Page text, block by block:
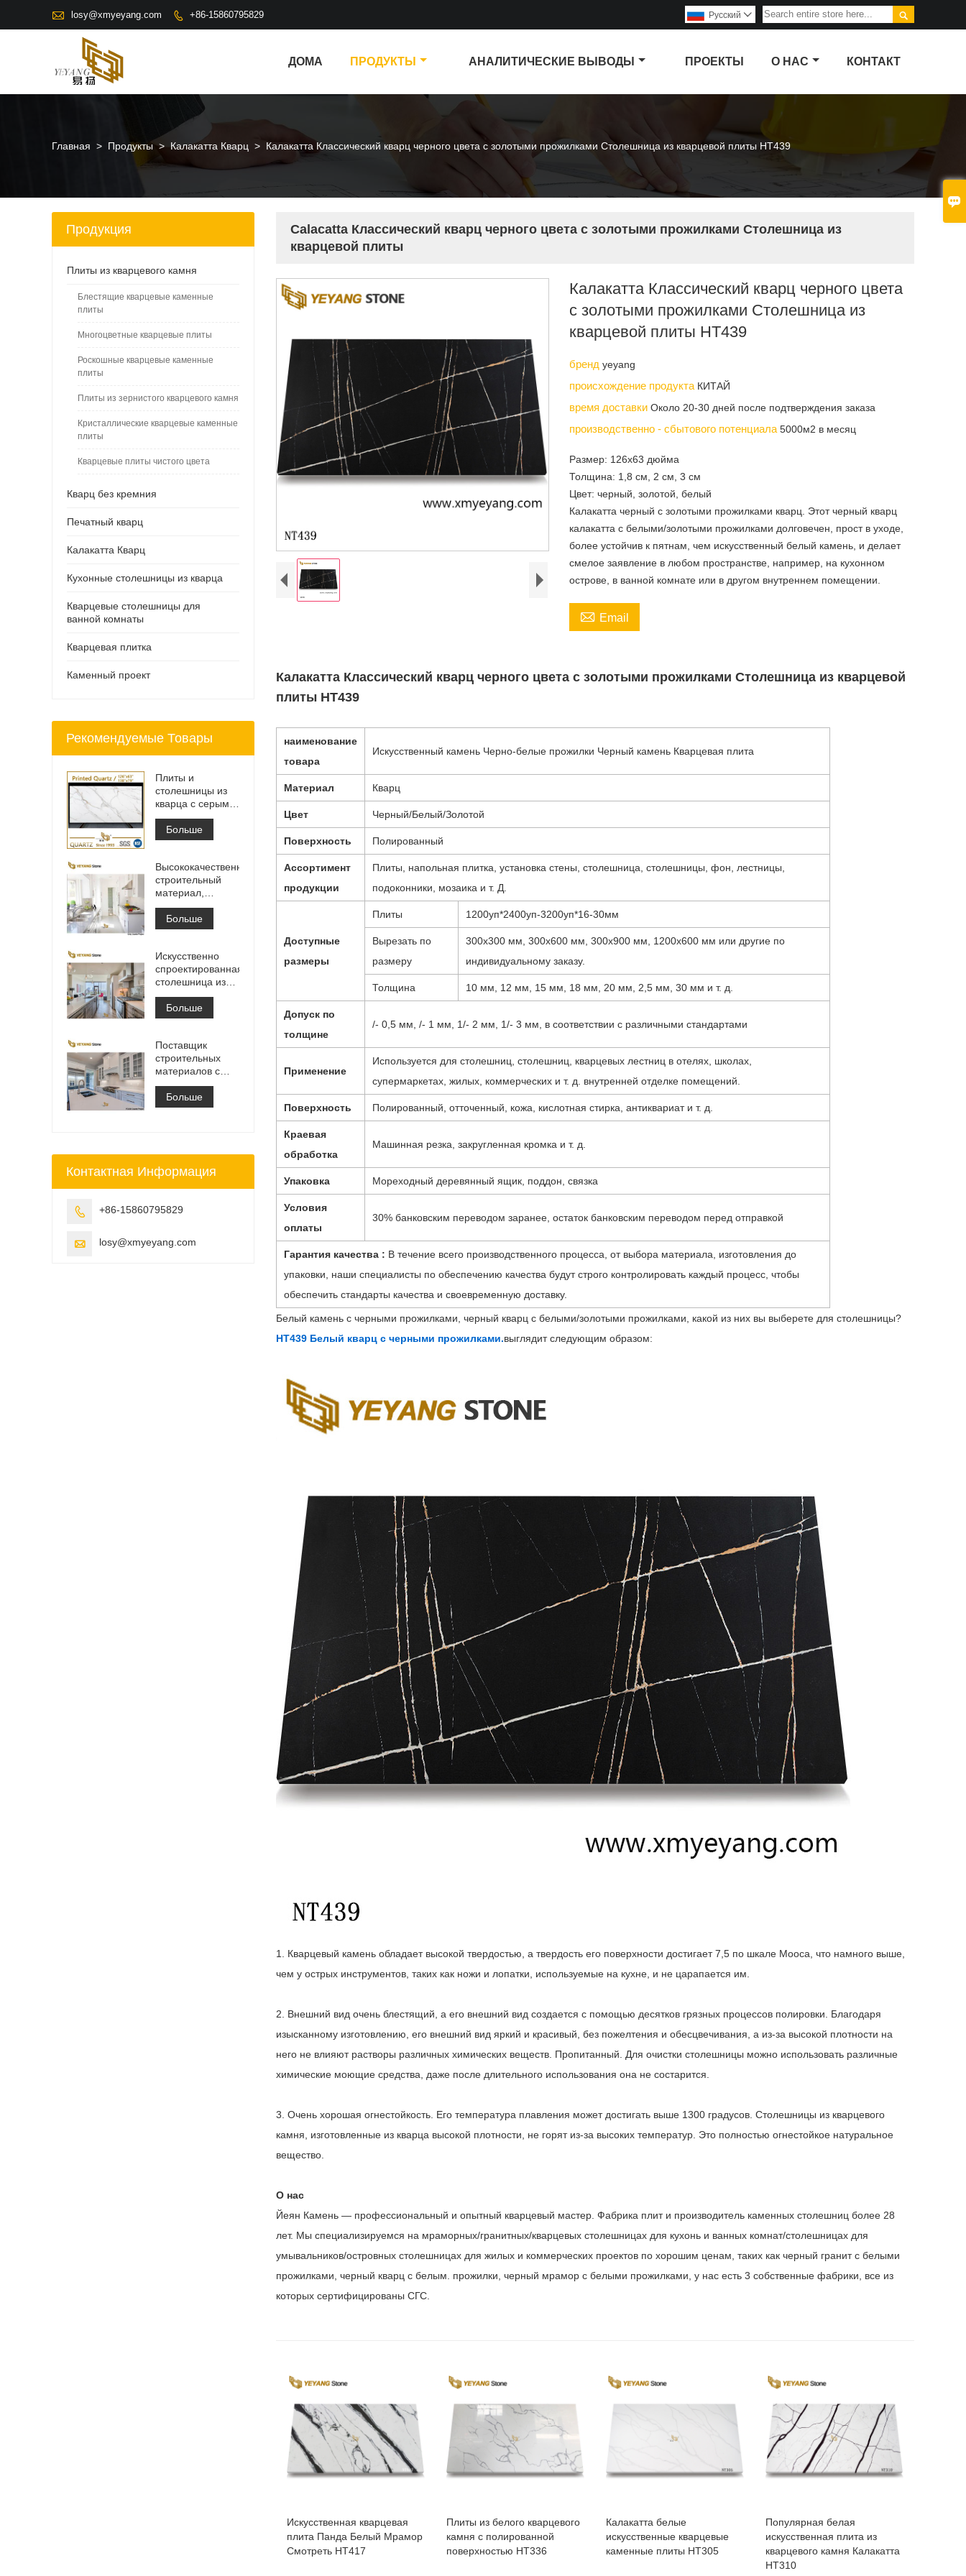

 losy@xmyeyang.com  +86-15860795829 
Pусский 
ДОМА ПРОДУКТЫ АНАЛИТИЧЕСКИЕ ВЫВОДЫ ПРОЕКТЫ О НАС КОНТАКТ
Главная > Продукты > Калакатта Кварц > Калакатта Классический кварц черного цвета с золотыми прожилками Столешница из кварцевой плиты НТ439
Calacatta Классический кварц черного цвета с золотыми прожилками Столешница из
кварцевой плиты
Калакатта Классический кварц черного цвета
с золотыми прожилками Столешница из
кварцевой плиты НТ439
брендyeyang
происхождение продукта КИТАЙ
время доставкиОколо 20-30 дней после подтверждения заказа
производственно - сбытового потенциала5000м2 в месяц
Размер: 126x63 дюйма
Толщина: 1,8 см, 2 см, 3 см
Цвет: черный, золотой, белый
Калакатта черный с золотыми прожилками кварц. Этот черный кварц
калакатта с белыми/золотыми прожилками долговечен, прост в уходе,
более устойчив к пятнам, чем искусственный белый камень, и делает
смелое заявление в любом пространстве, например, на кухонном
острове, в ванной комнате или в другом внутреннем помещении.
 Email
Калакатта Классический кварц черного цвета с золотыми прожилками Столешница из кварцевой
плиты НТ439
наименование
товара
Искусственный камень Черно-белые прожилки Черный камень Кварцевая плита
Материал Кварц
Цвет Черный/Белый/Золотой
Поверхность Полированный
Ассортимент
продукции
Плиты, напольная плитка, установка стены, столешница, столешницы, фон, лестницы,
подоконники, мозаика и т. Д.
Доступные
размеры
Плиты 1200уп*2400уп-3200уп*16-30мм
Вырезать по
размеру
300x300 мм, 300x600 мм, 300x900 мм, 1200x600 мм или другие по
индивидуальному заказу.
Толщина 10 мм, 12 мм, 15 мм, 18 мм, 20 мм, 2,5 мм, 30 мм и т. д.
Допуск по
толщине
/- 0,5 мм, /- 1 мм, 1/- 2 мм, 1/- 3 мм, в соответствии с различными стандартами
Применение
Используется для столешниц, столешниц, кварцевых лестниц в отелях, школах,
супермаркетах, жилых, коммерческих и т. д. внутренней отделке помещений.
Поверхность Полированный, отточенный, кожа, кислотная стирка, антиквариат и т. д.
Краевая
обработка
Машинная резка, закругленная кромка и т. д.
Упаковка Мореходный деревянный ящик, поддон, связка
Условия
оплаты
30% банковским переводом заранее, остаток банковским переводом перед отправкой
Гарантия качества : В течение всего производственного процесса, от выбора материала, изготовления до
упаковки, наши специалисты по обеспечению качества будут строго контролировать каждый процесс, чтобы
обеспечить стандарты качества и своевременную доставку.
Белый камень с черными прожилками, черный кварц с белыми/золотыми прожилками, какой из них вы выберете для столешницы?
НТ439 Белый кварц с черными прожилками.выглядит следующим образом:
1. Кварцевый камень обладает высокой твердостью, а твердость его поверхности достигает 7,5 по шкале Мооса, что намного выше,
чем у острых инструментов, таких как ножи и лопатки, используемые на кухне, и не царапается им.
2. Внешний вид очень блестящий, а его внешний вид создается с помощью десятков грязных процессов полировки. Благодаря
изысканному изготовлению, его внешний вид яркий и красивый, без пожелтения и обесцвечивания, а из-за высокой плотности на
него не влияют растворы различных химических веществ. Пропитанный. Для очистки столешницы можно использовать различные
химические моющие средства, даже после длительного использования она не состарится.
3. Очень хорошая огнестойкость. Его температура плавления может достигать выше 1300 градусов. Столешницы из кварцевого
камня, изготовленные из кварца высокой плотности, не горят из-за высоких температур. Это полностью огнестойкое натуральное
вещество.
О нас
Йеян Камень — профессиональный и опытный кварцевый мастер. Фабрика плит и производитель каменных столешниц более 28
лет. Мы специализируемся на мраморных/гранитных/кварцевых столешницах для кухонь и ванных комнат/столешницах для
умывальников/островных столешницах для жилых и коммерческих проектов по хорошим ценам, таких как черный гранит с белыми
прожилками, черный кварц с белым. прожилки, черный мрамор с белыми прожилками, у нас есть 3 собственные фабрики, все из
которых сертифицированы СГС.
Искусственная кварцевая
плита Панда Белый Мрамор
Смотреть НТ417
Плиты из белого кварцевого
камня с полированной
поверхностью НТ336
Калакатта белые
искусственные кварцевые
каменные плиты НТ305
Популярная белая
искусственная плита из
кварцевого камня Калакатта
НТ310
Продукция
Плиты из кварцевого камня
Блестящие кварцевые каменные
плиты
Многоцветные кварцевые плиты
Роскошные кварцевые каменные
плиты
Плиты из зернистого кварцевого камня
Кристаллические кварцевые каменные
плиты
Кварцевые плиты чистого цвета
Кварц без кремния
Печатный кварц
Калакатта Кварц
Кухонные столешницы из кварца
Кварцевые столешницы для
ванной комнаты
Кварцевая плитка
Каменный проект
Рекомендуемые Товары
Плиты и
столешницы из
кварца с серыми
прожилками с
принтом | Кварц
с принтом по
PQ005
Больше
Высококачественный
строительный
материал,
каменная
напольная
плитка, светло-
проекты
Больше
Искусственно
спроектированная
столешница из
белого
кварцевого камня
Калакатта,
туалетного
столика и
рабочая плита
Больше
Поставщик
строительных
материалов с
твердой
поверхностью из
искусственного
Больше
Контактная Информация
 +86-15860795829
 losy@xmyeyang.com